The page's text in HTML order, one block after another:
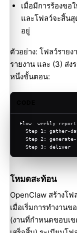
เมื่อมีการร้องขอ
และโฟลว์จะสิ้นสุ
อยู่
ตัวอย่าง: โฟลว์ราย
รายงาน และ (3) ส่ง
หนึ่งขั้นตอน:
Flow: weekly-report
Step 1: gather-
Step 2:
Step 3: deliver
โหมดสะท้อน
OpenClaw สร้างโ
เมื่อเริ่มการทำงาน
(งานที่กำหนดขอบเ